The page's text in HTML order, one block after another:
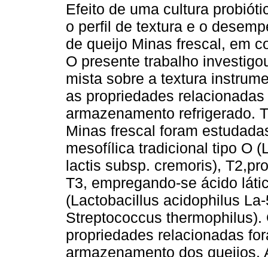
Efeito de uma cultura
o perfil de textura e o
de queijo Minas frescal, em
O presente trabalho
mista sobre a textura
as propriedades
armazenamento refrigerado.
Minas frescal foram
mesofílica tradicional tipo O
lactis subsp. cremoris),
T3, empregando-se ácido
(Lactobacillus acidophilus
Streptococcus
propriedades relacionadas
armazenamento dos